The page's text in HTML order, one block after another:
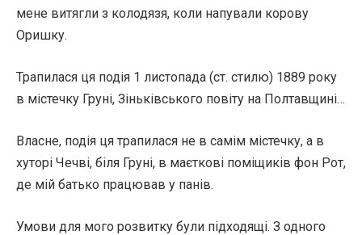
мене витягли з колодязя, коли напували корову
Оришку.
Трапилася ця подія 1 листопада (ст. стилю) 1889 року
в містечку Груні, Зіньківського повіту на Полтавщині…
Власне, подія ця трапилася не в самім містечку, а в
хуторі Чечві, біля Груні, в маєткові поміщиків фон Рот,
де мій батько працював у панів.
Умови для мого розвитку були підходящі. З одного